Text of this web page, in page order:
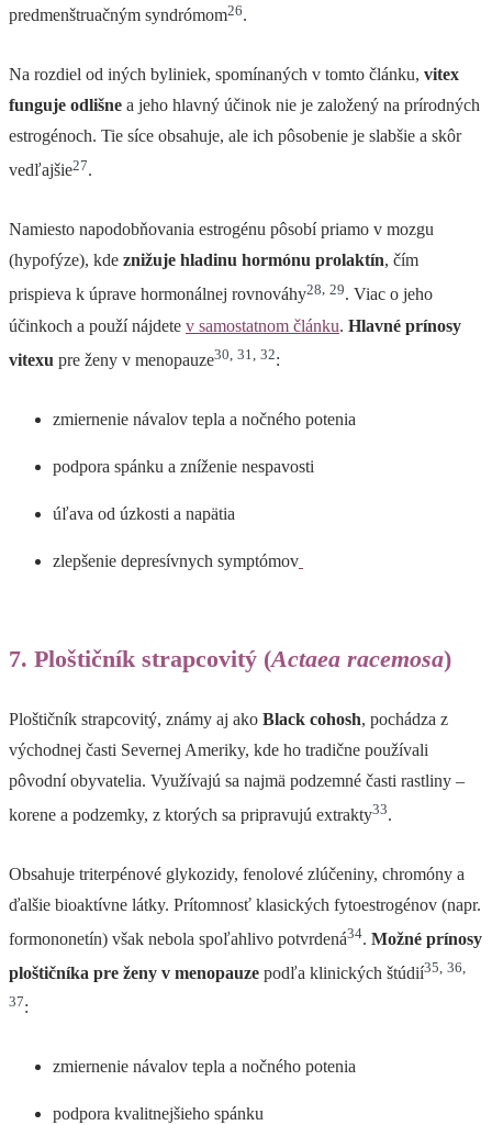
predmenštruačným syndrómom26.
Na rozdiel od iných byliniek, spomínaných v tomto článku, vitex
funguje odlišne a jeho hlavný účinok nie je založený na prírodných
estrogénoch. Tie síce obsahuje, ale ich pôsobenie je slabšie a skôr
vedľajšie27.
Namiesto napodobňovania estrogénu pôsobí priamo v mozgu
(hypofýze), kde znižuje hladinu hormónu prolaktín, čím
prispieva k úprave hormonálnej rovnováhy28, 29. Viac o jeho
účinkoch a použí nájdete v samostatnom článku. Hlavné prínosy
vitexu pre ženy v menopauze30 31 32:
zmiernenie návalov tepla a nočného potenia
podpora spánku a zníženie nespavosti
úľava od úzkosti a napätia
zlepšenie depresívnych symptómov
7. Ploštičník strapcovitý (Actaea racemosa)
Ploštičník strapcovitý, známy aj ako Black cohosh, pochádza z
východnej časti Severnej Ameriky, kde ho tradične používali
pôvodní obyvatelia. Využívajú sa najmä podzemné časti rastliny –
korene a podzemky, z ktorých sa pripravujú extrakty33.
Obsahuje triterpénové glykozidy, fenolové zlúčeniny, chromóny a
ďalšie bioaktívne látky. Prítomnosť klasických fytoestrogénov (napr.
formononetín) však nebola spoľahlivo potvrdená34. Možné prínosy
ploštičníka pre ženy v menopauze podľa klinických štúdií35 36
37:
zmiernenie návalov tepla a nočného potenia
podpora kvalitnejšieho spánku